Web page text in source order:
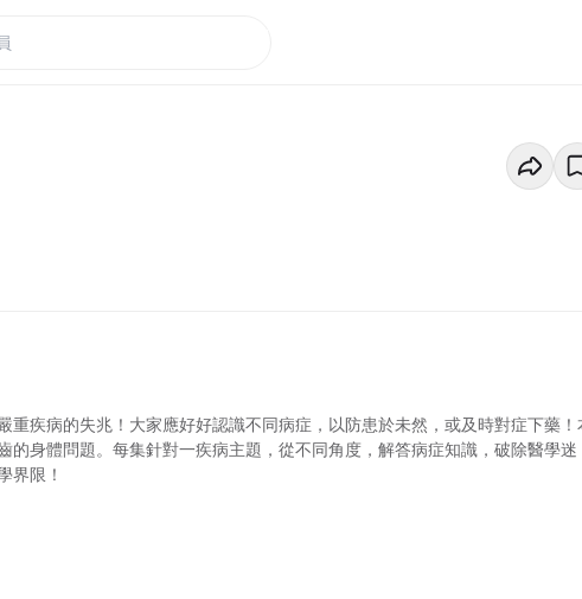
疾病的失兆！大家應好好認識不同病症，以防患於未然，或及時對症下藥！
身體問題。每集針對一疾病主題，從不同角度，解答病症知識，破除醫學迷
界限！